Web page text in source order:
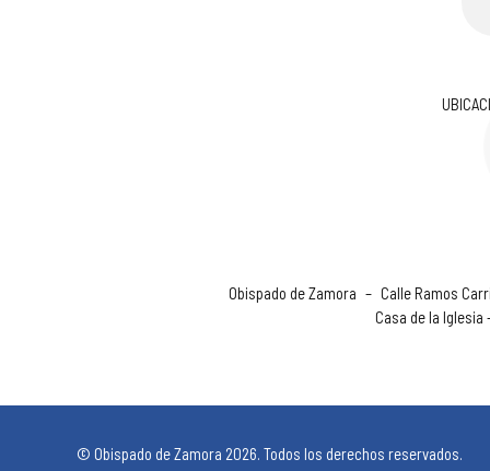
Obispado de Zamora – Calle Ramos
Casa de la Iglesia
© Obispado de Zamora 2026. Todos los derechos reservados.